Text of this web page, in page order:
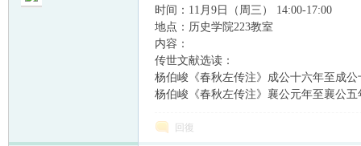
时间：11月9日（周三） 14:00-17:00
地点：历史学院223教室
内容：
传世文献选读：
杨伯峻《春秋左传注》成公十六年至成
杨伯峻《春秋左传注》襄公元年至襄公
回復